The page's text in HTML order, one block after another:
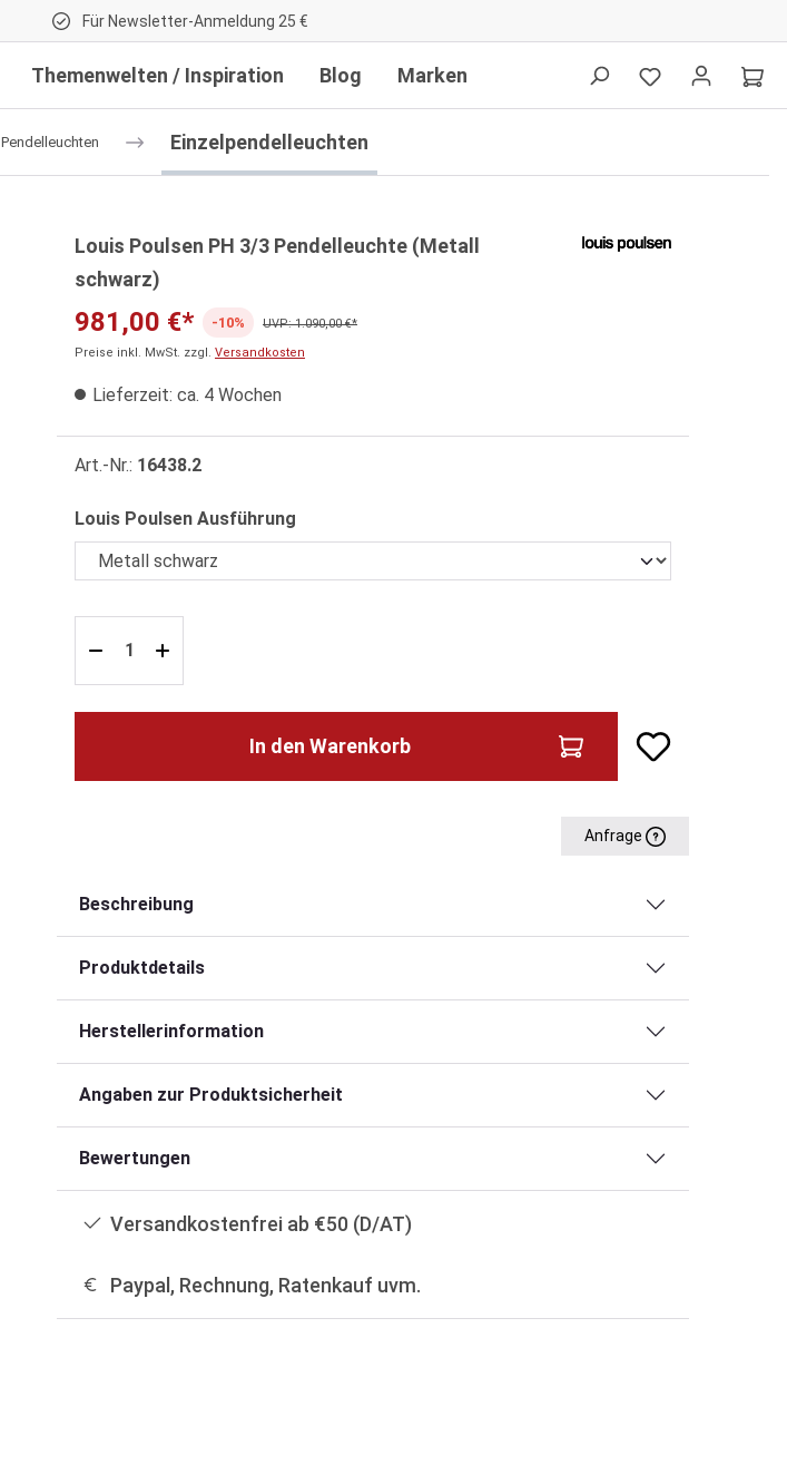
Für Newsletter-Anmeldung 25 €
Themenwelten / Inspiration Blog Marken
Pendelleuchten Einzelpendelleuchten
Louis Poulsen PH 3/3 Pendelleuchte (Metall
schwarz)
981,00 €* -10%
UVP: 1.090,00 €*
Preise inkl. MwSt. zzgl. Versandkosten
Lieferzeit: ca. 4 Wochen
Art.-Nr.: 16438.2
Louis Poulsen Ausführung
In den Warenkorb
Anfrage
Beschreibung
Produktdetails
Herstellerinformation
Angaben zur Produktsicherheit
Bewertungen
Versandkostenfrei ab €50 (D/AT)
Paypal, Rechnung, Ratenkauf uvm.